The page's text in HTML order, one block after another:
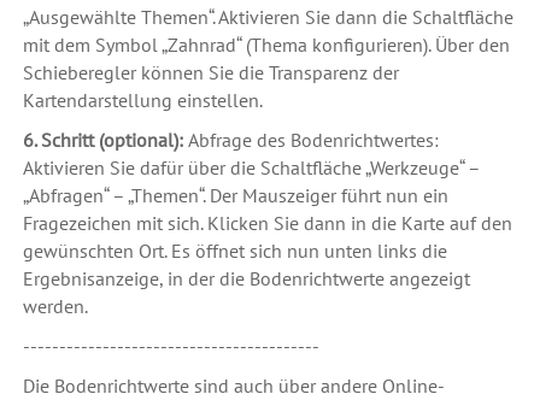
„Ausgewählte Themen“. Aktivieren Sie dann die Schaltfläche
mit dem Symbol „Zahnrad“ (Thema konfigurieren). Über den
Schieberegler können Sie die Transparenz der
Kartendarstellung einstellen.
6. Schritt (optional): Abfrage des Bodenrichtwertes:
Aktivieren Sie dafür über die Schaltfläche „Werkzeuge“ –
„Abfragen“ – „Themen“. Der Mauszeiger führt nun ein
Fragezeichen mit sich. Klicken Sie dann in die Karte auf den
gewünschten Ort. Es öffnet sich nun unten links die
Ergebnisanzeige, in der die Bodenrichtwerte angezeigt
werden.
-----------------------------------------
Die Bodenrichtwerte sind auch über andere Online-